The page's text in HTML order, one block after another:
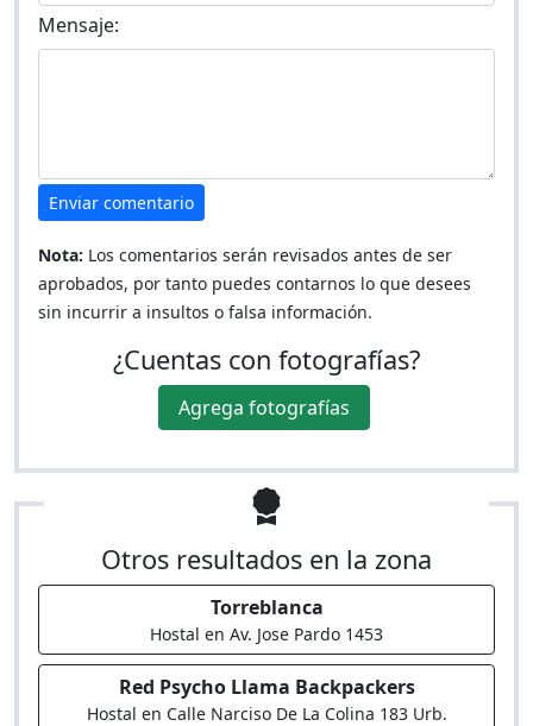
Mensaje:
Enviar comentario
Nota: Los comentarios serán revisados antes de ser
aprobados, por tanto puedes contarnos lo que desees
sin incurrir a insultos o falsa información.
¿Cuentas con fotografías?
Agrega fotografías
Otros resultados en la zona
Torreblanca
Hostal en Av. Jose Pardo 1453
Red Psycho Llama Backpackers
Hostal en Calle Narciso De La Colina 183 Urb.